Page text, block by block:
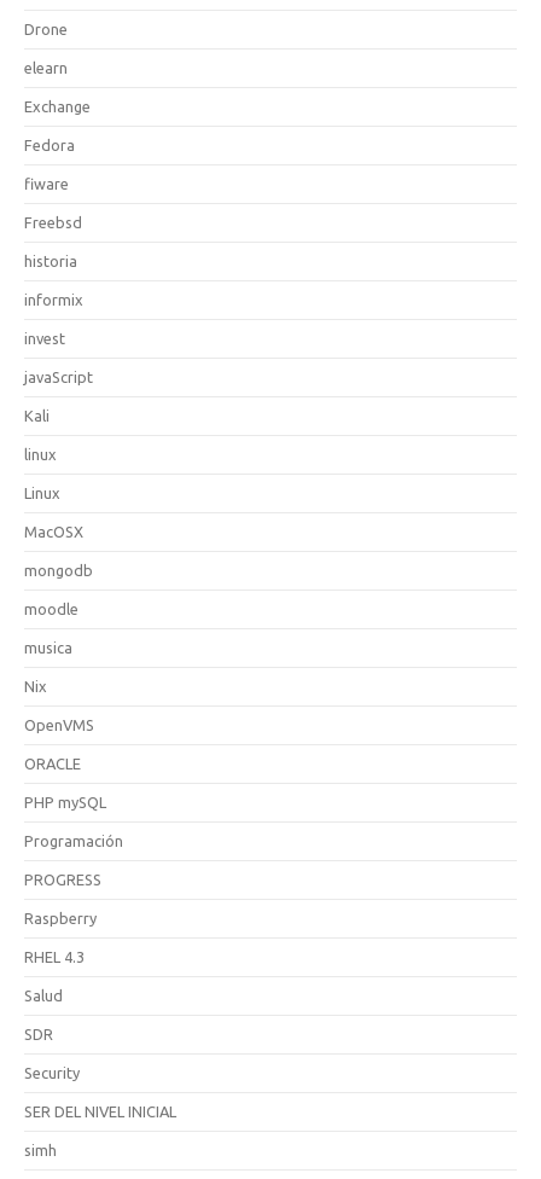
Drone
elearn
Exchange
Fedora
fiware
Freebsd
historia
informix
invest
javaScript
Kali
linux
Linux
MacOSX
mongodb
moodle
musica
Nix
OpenVMS
ORACLE
PHP mySQL
Programación
PROGRESS
Raspberry
RHEL 4.3
Salud
SDR
Security
SER DEL NIVEL INICIAL
simh